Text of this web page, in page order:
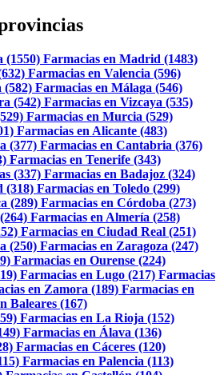
(1550) Farmacias en Madrid (1483)
Farmacias en Valencia (596)
(582) Farmacias en Málaga (546)
(542) Farmacias en Vizcaya (535)
Farmacias en Murcia (529)
Farmacias en Alicante (483)
(377) Farmacias en Cantabria (376)
Farmacias en Tenerife (343)
(337) Farmacias en Badajoz (324)
(318) Farmacias en Toledo (299)
(289) Farmacias en Córdoba (273)
Farmacias en Almería (258)
Farmacias en Ciudad Real (251)
(250) Farmacias en Zaragoza (247)
Farmacias en Ourense (224)
Farmacias en Lugo (217) Farmacias
en Zamora (189) Farmacias en
Baleares (167)
Farmacias en La Rioja (152)
Farmacias en Álava (136)
Farmacias en Cáceres (120)
Farmacias en Palencia (113)